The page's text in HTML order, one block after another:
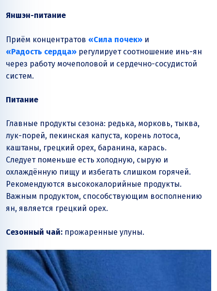
Яншэн-питание
Приём концентратов «Сила почек» и
«Радость сердца» регулирует соотношение инь-ян
через работу мочеполовой и сердечно-сосудистой
систем.
Питание
Главные продукты сезона: редька, морковь, тыква,
лук-порей, пекинская капуста, корень лотоса,
каштаны, грецкий орех, баранина, карась.
Следует поменьше есть холодную, сырую и
охлаждённую пищу и избегать слишком горячей.
Рекомендуются высококалорийные продукты.
Важным продуктом, способствующим восполнению
ян, является грецкий орех.
Сезонный чай: прожаренные улуны.